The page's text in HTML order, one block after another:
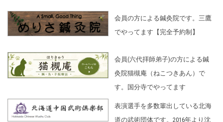
会員の方による鍼灸院です。三鷹
でやってます【完全予約制】
会員(六代拝師弟子)の方による鍼
灸院猫槻庵（ねこつきあん）で
す。国分寺でやってます
表演選手を多数輩出している北海
道の武術団体です。2016年より沈